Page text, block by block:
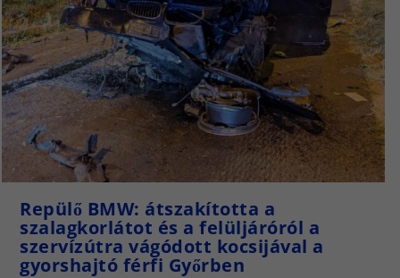
Repülő BMW: átszakította a
szalagkorlátot és a felüljáróról a
szervízútra vágódott kocsijával a
gyorshajtó férfi Győrben